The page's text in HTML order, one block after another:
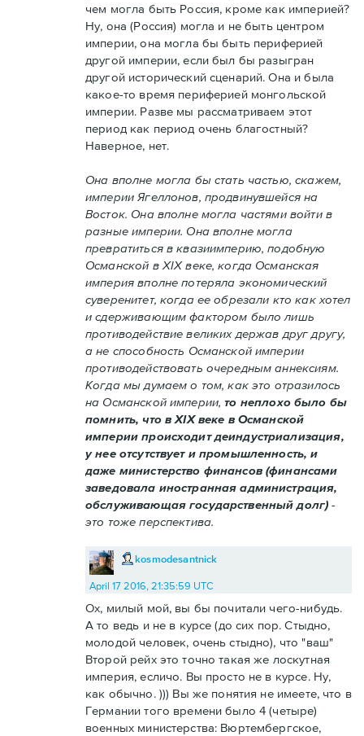
чем могла быть Россия, кроме как империей?
Ну, она (Россия) могла и не быть центром
империи, она могла бы быть периферией
другой империи, если был бы разыгран
другой исторический сценарий. Она и была
какое-то время периферией монгольской
империи. Разве мы рассматриваем этот
период как период очень благостный?
Наверное, нет.
Она вполне могла бы стать частью, скажем,
империи Ягеллонов, продвинувшейся на
Восток. Она вполне могла частями войти в
разные империи. Она вполне могла
превратиться в квазиимперию, подобную
Османской в XIX веке, когда Османская
империя вполне потеряла экономический
суверенитет, когда ее обрезали кто как хотел
и сдерживающим фактором было лишь
противодействие великих держав друг другу,
а не способность Османской империи
противодействовать очередным аннексиям.
Когда мы думаем о том, как это отразилось
на Османской империи,то неплохо было бы
помнить, что в XIX веке в Османской
империи происходит деиндустриализация,
у нее отсутствует и промышленность, и
даже министерство финансов (финансами
заведовала иностранная администрация,
обслуживающая государственный долг)-
это тоже перспектива.
kosmodesantnick
April 17 2016, 21:35:59 UTC
Ох, милый мой, вы бы почитали чего-нибудь.
А то ведь и не в курсе (до сих пор. Стыдно,
молодой человек, очень стыдно), что "ваш"
Второй рейх это точно такая же лоскутная
империя, есличо. Вы просто не в курсе. Ну,
как обычно. ))) Вы же понятия не имеете, что в
Германии того времени было 4 (четыре)
военных министерства: Вюртембергское,